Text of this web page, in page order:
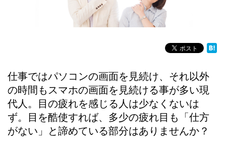
仕事ではパソコンの画面を見続け、それ以外
の時間もスマホの画面を見続ける事が多い現
代人。目の疲れを感じる人は少なくないは
ず。目を酷使すれば、多少の疲れ目も「仕方
がない」と諦めている部分はありませんか？